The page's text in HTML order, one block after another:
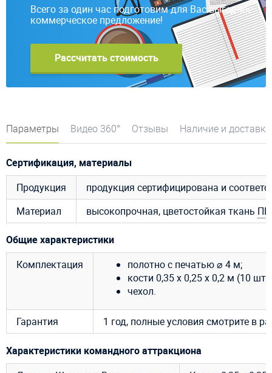
Всего за один час подготовим для Вас выгодное
коммерческое предложение!
Рассчитать стоимость
Параметры Видео 360° Отзывы Наличие и доставка
Сертификация, материалы
Продукция
продукция сертифицирована и
Материал
высокопрочная, цветостойкая ткань
Общие характеристики
Комплектация
полотно с печатью ⌀ 4 м;
кости 0,35 x 0,25 x 0,2 м (10 шт);
чехол.
Гарантия 1 год, полные условия смотрите в
Характеристики командного аттракциона